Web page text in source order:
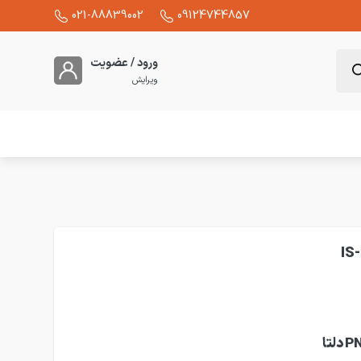
09124744857
021-88839002
ورود / عضویت
ویرایش
تحلیل و بررسی کوتاه خرید سنسور القایی سه سیمه PNP-NC دلتا